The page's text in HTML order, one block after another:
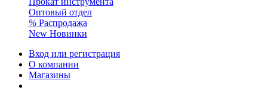
Оптовый отдел
% Распродажа
New Новинки
Вход или регистрация
О компании
Магазины